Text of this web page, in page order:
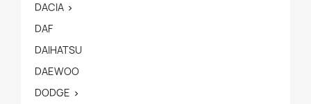
DACIA 
DAF
DAIHATSU
DAEWOO
DODGE 